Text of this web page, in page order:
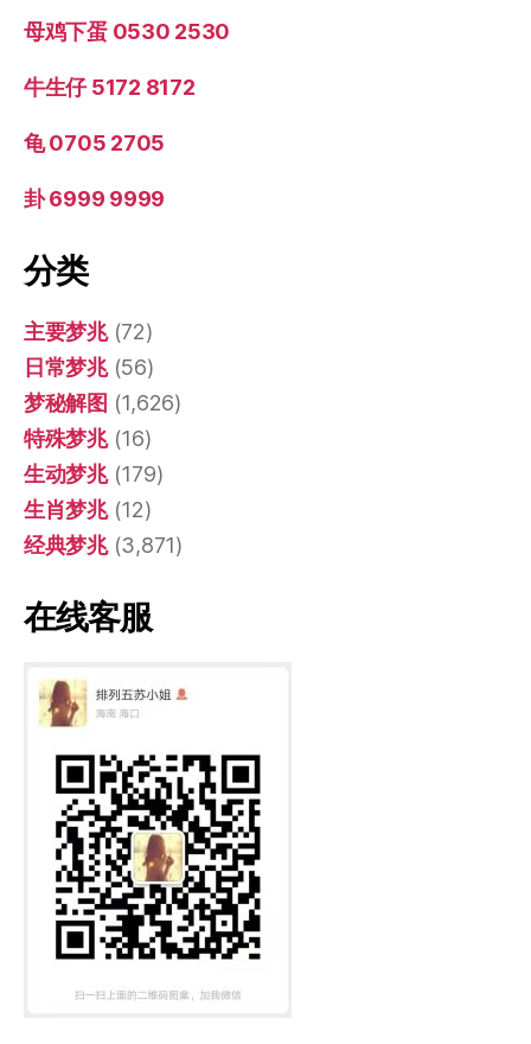
母鸡下蛋 0530 2530
牛生仔 5172 8172
龟 0705 2705
卦 6999 9999
分类
主要梦兆(72)
日常梦兆(56)
梦秘解图 (1,626)
特殊梦兆(16)
生动梦兆(179)
生肖梦兆(12)
经典梦兆(3,871)
在线客服